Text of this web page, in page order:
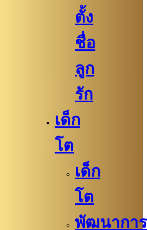
ตั้ง
ชื่อ
ลูก
รัก
เด็ก
โต
เด็ก
โต
พัฒนาการ